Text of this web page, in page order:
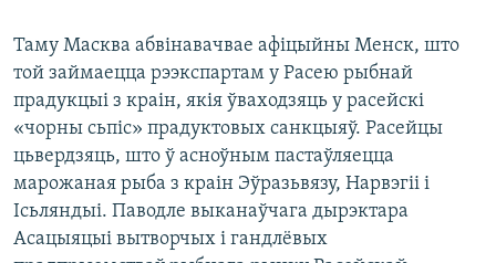
Таму Масква абвінавачвае афіцыйны Менск, што
той займаецца рээкспартам у Расею рыбнай
прадукцыі з краін, якія ўваходзяць у расейскі
«чорны сьпіс» прадуктовых санкцыяў. Расейцы
цьвердзяць, што ў асноўным пастаўляецца
марожаная рыба з краін Эўразьвязу, Нарвэгіі і
Ісьляндыі. Паводле выканаўчага дырэктара
Асацыяцыі вытворчых і гандлёвых